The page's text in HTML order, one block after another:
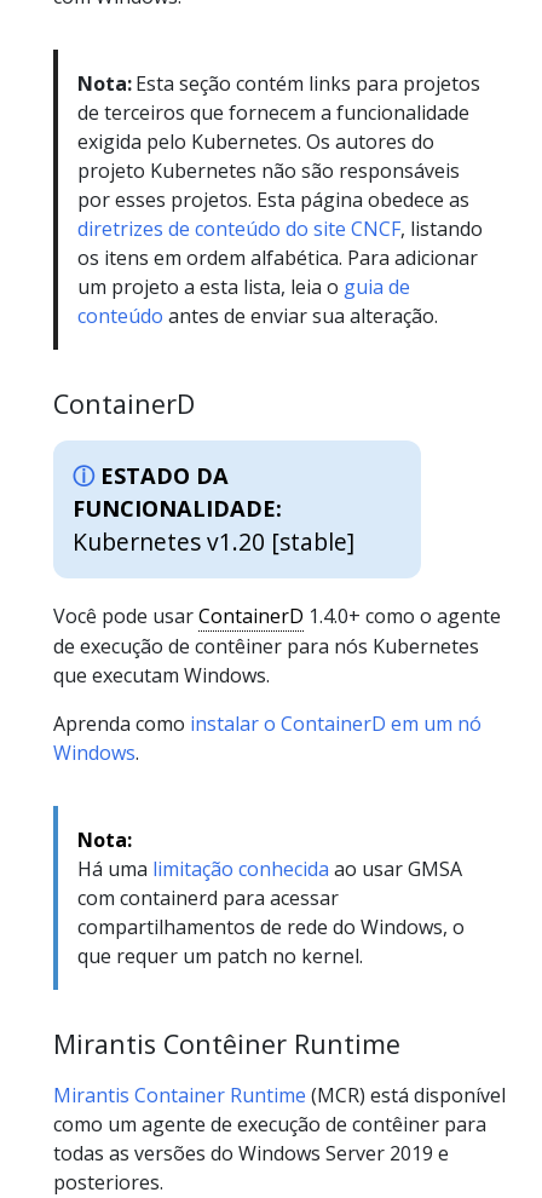
Nota:Esta seção contém links para projetos
de terceiros que fornecem a funcionalidade
exigida pelo Kubernetes. Os autores do
projeto Kubernetes não são responsáveis
por esses projetos. Esta página obedece as
diretrizes de conteúdo do site CNCF, listando
os itens em ordem alfabética. Para adicionar
um projeto a esta lista, leia o guia de
conteúdo antes de enviar sua alteração.
ContainerD
ESTADO DA
FUNCIONALIDADE:
Kubernetes v1.20 [stable]
Você pode usarContainerD 1.4.0+ como o agente
de execução de contêiner para nós Kubernetes
que executam Windows.
Aprenda como instalar o ContainerD em um nó
Windows.
Nota:
Há uma limitação conhecida ao usar GMSA
com containerd para acessar
compartilhamentos de rede do Windows, o
que requer um patch no kernel.
Mirantis Contêiner Runtime
Mirantis Container Runtime (MCR) está disponível
como um agente de execução de contêiner para
todas as versões do Windows Server 2019 e
posteriores.